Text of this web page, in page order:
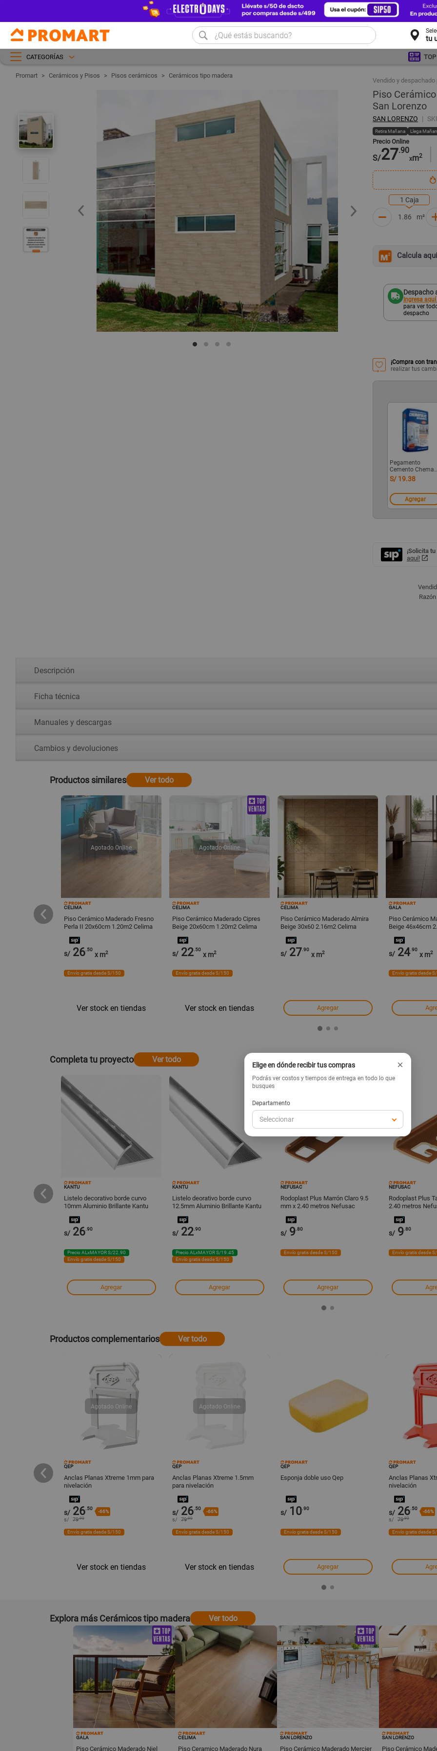
tu
CATEGORÍAS TOP
Cerámicos y Pisos Pisos cerámicos Cerámicos tipo madera
Vendido y despachado
Piso
San Lorenzo
SAN LORENZO
Retira Mañana Llega
Precio Online
S/27.90
xm2
1 Caja
m²
Calcula aquí
Despacho
Ingresa
para ver
despacho
¡Compra con
realizar tus
Pegamento
Cemento Chema
Chemayolic
Interiores 25kg
S/ 19.38
Agregar
¡Solicita
aquí!
Descripción
Ficha técnica
Manuales y descargas
Cambios y devoluciones
Productos similares Ver todo
Caoba
CELIMA
Piso Cerámico Maderado Fresno
Perla II 20x60cm 1.20m2 Celima
s/ 26.50
x m2
Envío gratis desde S/150
Ver stock en tiendas
CELIMA
Piso Cerámico Maderado Cipres
Beige 20x60cm 1.20m2 Celima
s/ 22.50
x m2
Envío gratis desde S/150
Ver stock en tiendas
CELIMA
Piso Cerámico Maderado Almira
Beige 30x60 2.16m2 Celima
s/ 27.90
x m2
Agregar
GALA
Piso Cerámico
Beige 46x46cm
s/ 24.90
x m2
Envío gratis desde
Completa tu proyecto Ver todo
Cipres
KANTU
Listelo decorativo borde curvo
10mm Aluminio Brillante Kantu
s/ 26.90
Precio ALxMAYOR S/22.90
Envío gratis desde S/150
Agregar
KANTU
Listelo deorativo borde curvo
12.5mm Aluminio Brillante Kantu
s/ 22.90
Precio ALxMAYOR S/19.45
Envío gratis desde S/150
Agregar
NEFUSAC
Rodoplast Plus Marrón Claro 9.5
mm x 2.40 metros Nefusac
s/ 9.80
Envío gratis desde S/150
Agregar
NEFUSAC
Rodoplast Plus
2.40 metros
s/ 9.80
Envío gratis desde
Productos complementarios Ver todo
QEP
Anclas Planas Xtreme 1mm para
nivelación
s/ 26.50
-66%
s/ 79.90
Envío gratis desde S/150
Ver stock en tiendas
QEP
Anclas Planas Xtreme 1.5mm
para nivelación
s/ 26.50
-66%
s/ 79.90
Envío gratis desde S/150
Ver stock en tiendas
QEP
Esponja doble uso Qep
s/ 10.90
Envío gratis desde S/150
Agregar
QEP
Anclas Planas
nivelación
s/ 26.50
-66%
s/ 79.90
Envío gratis desde
Explora más Cerámicos tipo madera Ver todo
GALA
Piso Cerámico Maderado Niel
CELIMA
Piso Ceramico Maderado Nura
SAN LORENZO
Piso Cerámico Maderado Mercier
SAN LORENZO
Piso Cerámico
Elige en dónde recibir tus compras ×
Podrás ver costos y tiempos de entrega en todo lo que
busques
Departamento
Seleccionar